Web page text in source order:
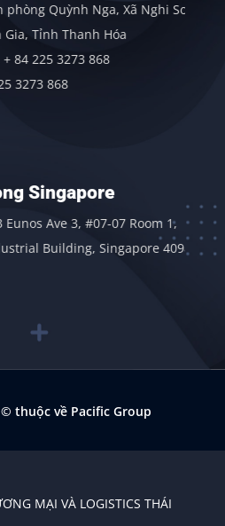
Quỳnh Nga, Xã Nghi Sơn,
Tỉnh Thanh Hóa
225 3273 868
868
Singapore
Ave 3, #07-07 Room 1,
Building, Singapore 409838
© thuộc về Pacific Group
MẠI VÀ LOGISTICS THÁI